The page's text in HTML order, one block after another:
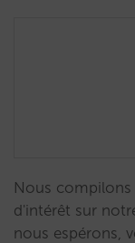
Nous
d'intérêt sur
nous espérons,